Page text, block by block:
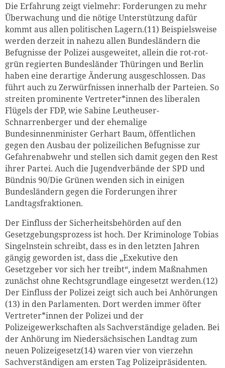
Die Erfahrung zeigt vielmehr: Forderungen zu mehr
Überwachung und die nötige Unterstützung dafür
kommt aus allen politischen Lagern.(11) Beispielsweise
werden derzeit in nahezu allen Bundesländern die
Befugnisse der Polizei ausgeweitet, allein die rot-rot-
grün regierten Bundesländer Thüringen und Berlin
haben eine derartige Änderung ausgeschlossen. Das
führt auch zu Zerwürfnissen innerhalb der Parteien. So
streiten prominente Vertreter*innen des liberalen
Flügels der FDP, wie Sabine Leutheuser-
Schnarrenberger und der ehemalige
Bundesinnenminister Gerhart Baum, öffentlichen
gegen den Ausbau der polizeilichen Befugnisse zur
Gefahrenabwehr und stellen sich damit gegen den Rest
ihrer Partei. Auch die Jugendverbände der SPD und
Bündnis 90/Die Grünen wenden sich in einigen
Bundesländern gegen die Forderungen ihrer
Landtagsfraktionen.
Der Einfluss der Sicherheitsbehörden auf den
Gesetzgebungsprozess ist hoch. Der Kriminologe Tobias
Singelnstein schreibt, dass es in den letzten Jahren
gängig geworden ist, dass die „Exekutive den
Gesetzgeber vor sich her treibt“, indem Maßnahmen
zunächst ohne Rechtsgrundlage eingesetzt werden.(12)
Der Einfluss der Polizei zeigt sich auch bei Anhörungen
(13) in den Parlamenten. Dort werden immer öfter
Vertreter*innen der Polizei und der
Polizeigewerkschaften als Sachverständige geladen. Bei
der Anhörung im Niedersächsischen Landtag zum
neuen Polizeigesetz(14) waren vier von vierzehn
Sachverständigen am ersten Tag Polizeipräsidenten.